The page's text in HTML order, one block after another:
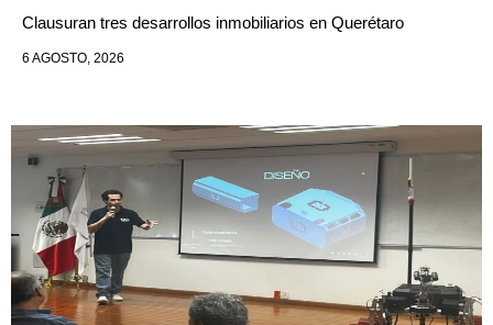
Clausuran tres desarrollos inmobiliarios en Querétaro
6 AGOSTO, 2026